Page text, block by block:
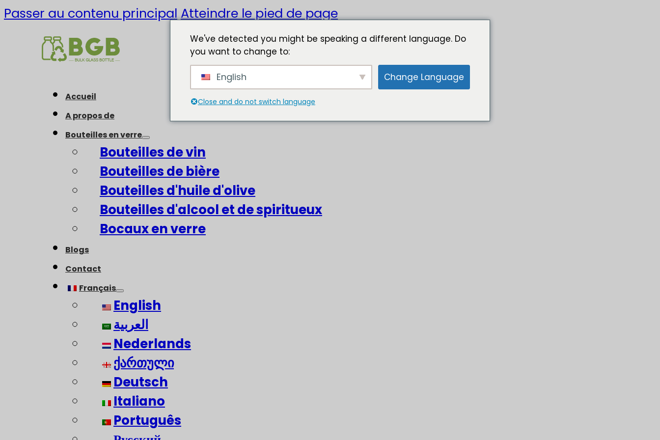
Passer au contenu principalAtteindre le pied de page
Accueil
A propos de
Bouteilles en verre
Bouteilles de vin
Bouteilles de bière
Bouteilles d'huile d'olive
Bouteilles d'alcool et de spiritueux
Bocaux en verre
Blogs
Contact
Français
English
العربية
Nederlands
ქართული
Deutsch
Italiano
Português
We've detected you might be speaking a different language. Do
you want to change to:
English Change Language
Close and do not switch language